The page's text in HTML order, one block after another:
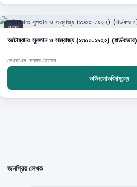
PDF
অটোম্যানঃ সুলতান ও সাম্রাজ্য (১৩০০-১৯২২) (হার্ডকভার)
লেখক:এম. সাফাক হোসেন
ডাউনলোডবিনামূল্যে
জনপ্রিয় লেখক